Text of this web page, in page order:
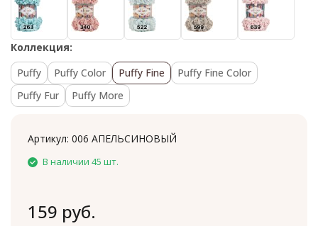
Коллекция:
Puffy
Puffy Color Puffy Fine
Puffy Fine Color
Puffy Fur
Puffy More
Артикул: 006 АПЕЛЬСИНОВЫЙ
В наличии 45 шт.
159 руб.